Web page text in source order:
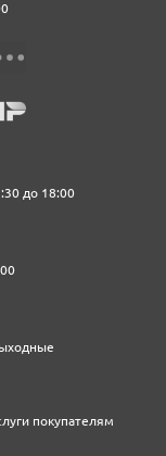
до 18:00
покупателям